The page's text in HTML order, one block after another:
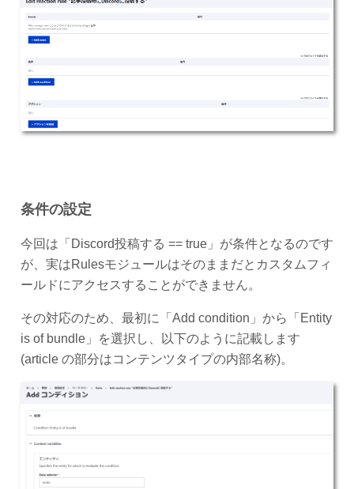
条件の設定
今回は「Discord投稿する == true」が条件となるのです
が、実はRulesモジュールはそのままだとカスタムフィ
ールドにアクセスすることができません。
その対応のため、最初に「Add condition」から「Entity
is of bundle」を選択し、以下のように記載します
(article の部分はコンテンツタイプの内部名称)。